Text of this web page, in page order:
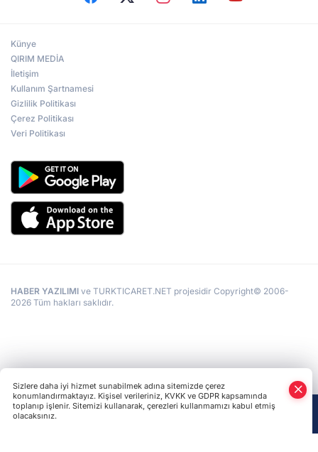
Künye
QIRIM MEDİA
İletişim
Kullanım Şartnamesi
Gizlilik Politikası
Çerez Politikası
Veri Politikası
HABER YAZILIMI ve TURKTICARET.NET projesidir Copyright© 2006-
2026 Tüm hakları saklıdır.
Sizlere daha iyi hizmet sunabilmek adına sitemizde çerez
konumlandırmaktayız. Kişisel verileriniz, KVKK ve GDPR kapsamında
toplanıp işlenir. Sitemizi kullanarak, çerezleri kullanmamızı kabul etmiş
olacaksınız.